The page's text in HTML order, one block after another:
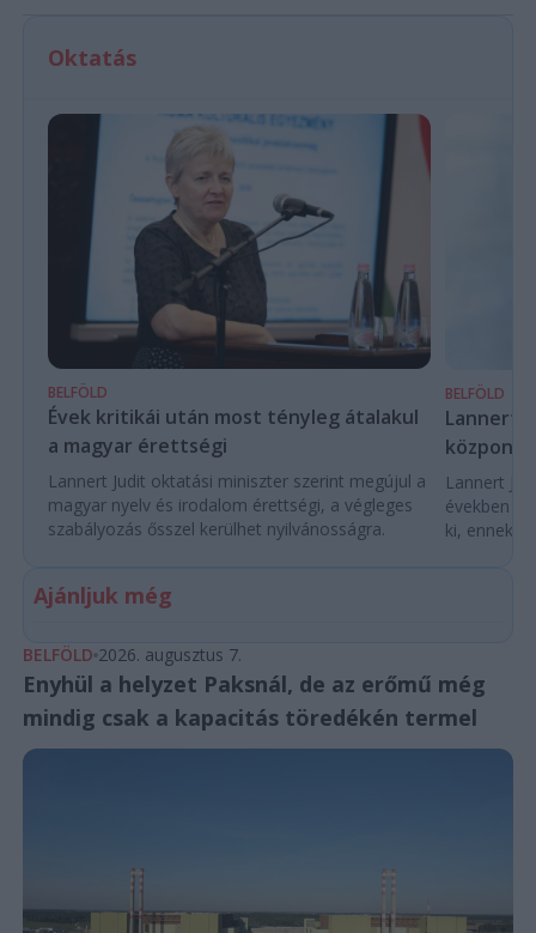
Oktatás
BELFÖLD
Évek kritikái után most tényleg átalakul
a magyar érettségi
Lannert Judit oktatási miniszter szerint megújul a
magyar nyelv és irodalom érettségi, a végleges
szabályozás ősszel kerülhet nyilvánosságra.
BELFÖLD
Lannert
Lannert
években
ki, ennek
Ajánljuk még
BELFÖLD 2026. augusztus 7.
Enyhül a helyzet Paksnál, de az erőmű még
mindig csak a kapacitás töredékén termel